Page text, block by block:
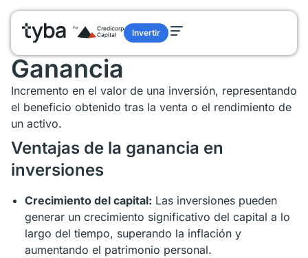
Invertir
Glosario/Ganancia
Glosario términos de finanzas
Ganancia
Incremento en el valor de una inversión, representando
el beneficio obtenido tras la venta o el rendimiento de
un activo.
Ventajas de la ganancia en
inversiones
Crecimiento del capital: Las inversiones pueden
generar un crecimiento significativo del capital a lo
largo del tiempo, superando la inflación y
aumentando el patrimonio personal.